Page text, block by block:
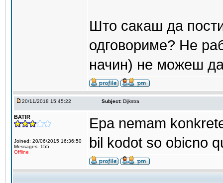
Што сакаш да
одговориме? Не
начин) не можеш да
20/11/2018 15:45:22 Subject: Dijkstra
BATIR
Joined: 20/06/2015 16:36:50
Messages: 155
Offline
Epa nemam
bil kodot so obicno